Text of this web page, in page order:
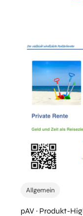
Allgemein
pAV ~ Produkt-